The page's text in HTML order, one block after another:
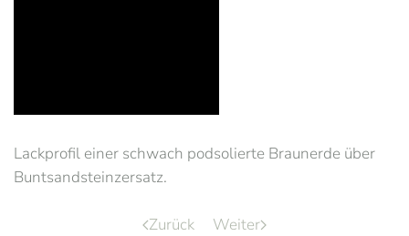
Lackprofil einer schwach podsolierte Braunerde über
Buntsandsteinzersatz.
Zurück Weiter